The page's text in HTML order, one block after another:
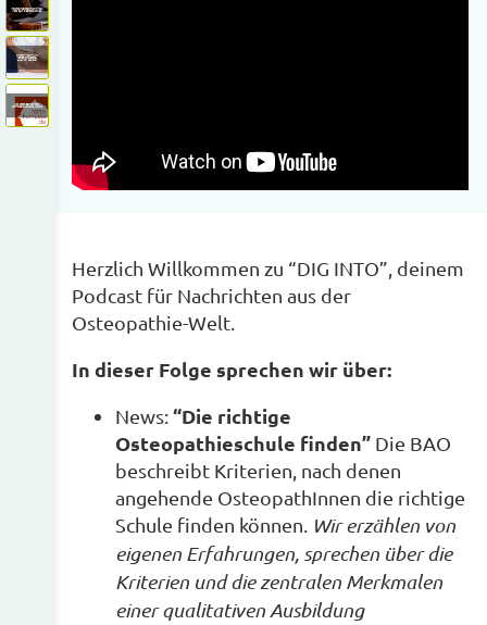
Herzlich Willkommen zu “DIG INTO”, deinem
Podcast für Nachrichten aus der
Osteopathie-Welt.
In dieser Folge sprechen wir über:
News:“Die richtige
Osteopathieschule finden” Die BAO
beschreibt Kriterien, nach denen
angehende OsteopathInnen die richtige
Schule finden können. Wir erzählen von
eigenen Erfahrungen, sprechen über die
Kriterien und die zentralen Merkmalen
einer qualitativen Ausbildung